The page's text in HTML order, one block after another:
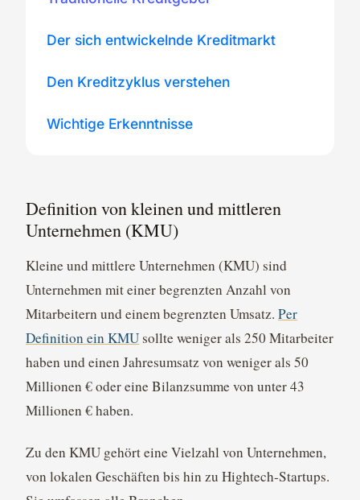
Der sich entwickelnde Kreditmarkt
Den Kreditzyklus verstehen
Wichtige Erkenntnisse
Definition von kleinen und mittleren
Unternehmen (KMU)
Kleine und mittlere Unternehmen (KMU) sind
Unternehmen mit einer begrenzten Anzahl von
Mitarbeitern und einem begrenzten Umsatz. Per
Definition ein KMUsollte weniger als 250 Mitarbeiter
haben und einen Jahresumsatz von weniger als 50
Millionen € oder eine Bilanzsumme von unter 43
Millionen € haben.
Zu den KMU gehört eine Vielzahl von Unternehmen,
von lokalen Geschäften bis hin zu Hightech-Startups.